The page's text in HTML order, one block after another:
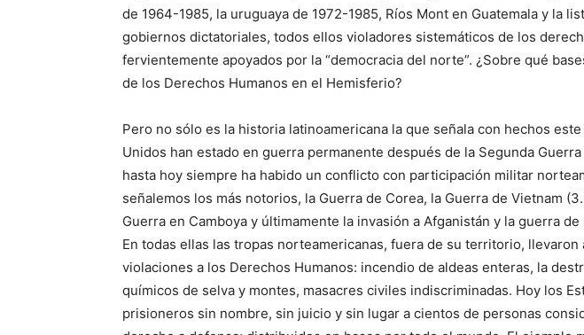
de 1964-1985, la uruguaya de 1972-1985, Ríos Mont en Guatemala y la
gobiernos dictatoriales, todos ellos violadores sistemáticos de los
fervientemente apoyados por la “democracia del norte”. ¿Sobre qué
de los Derechos Humanos en el Hemisferio?
Pero no sólo es la historia latinoamericana la que señala con hechos
Unidos han estado en guerra permanente después de la Segunda
hasta hoy siempre ha habido un conflicto con participación militar
señalemos los más notorios, la Guerra de Corea, la Guerra de Vietnam
Guerra en Camboya y últimamente la invasión a Afganistán y la guerra
En todas ellas las tropas norteamericanas, fuera de su territorio, llevaron
violaciones a los Derechos Humanos: incendio de aldeas enteras, la
químicos de selva y montes, masacres civiles indiscriminadas. Hoy los
prisioneros sin nombre, sin juicio y sin lugar a cientos de personas